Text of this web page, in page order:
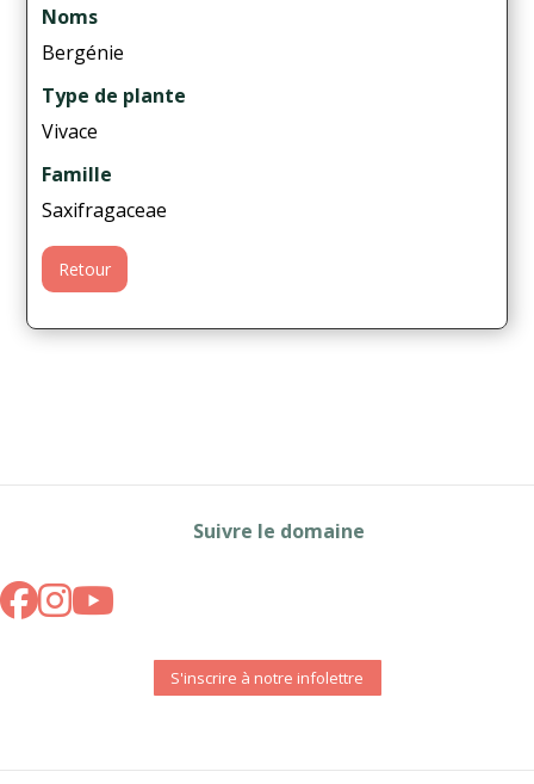
Noms
Bergénie
Type de plante
Vivace
Famille
Saxifragaceae
Retour
Suivre le domaine
S'inscrire à notre infolettre